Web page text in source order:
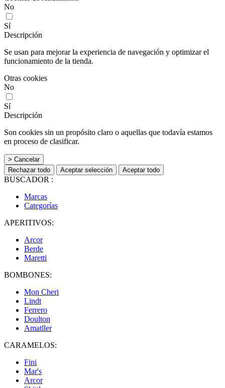
No
Sí
Descripción
Se usan para mejorar la experiencia de navegación y optimizar el
funcionamiento de la tienda.
Otras cookies
No
Sí
Descripción
Son cookies sin un propósito claro o aquellas que todavía estamos
en proceso de clasificar.
> Cancelar
Rechazar todo
Aceptar selección Aceptar todo
BUSCADOR :
Marcas
Categorías
APERITIVOS:
Arcor
Berde
Maretti
BOMBONES:
Mon Cheri
Lindt
Ferrero
Doulton
Amatller
CARAMELOS:
Fini
Mar's
Arcor